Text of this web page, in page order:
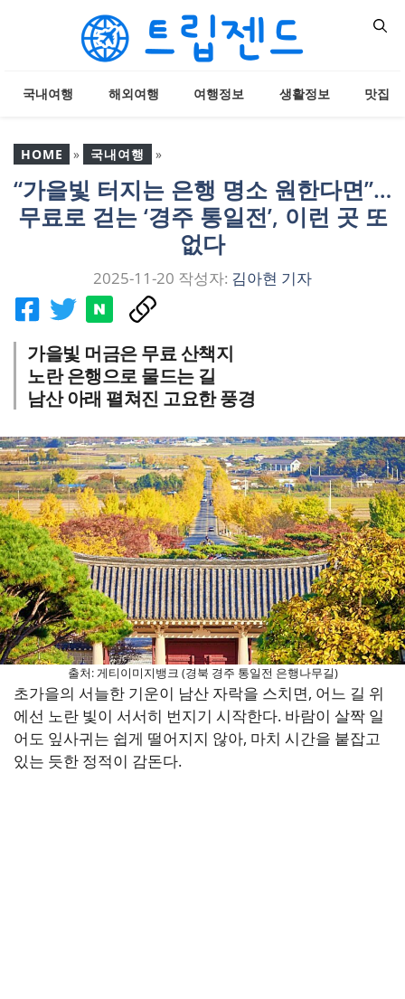
뛰
기
국내여행 해외여행 여행정보 생활정보 맛집
HOME » 국내여행 »
“가을빛 터지는 은행 명소
원한다면”… 무료로 걷는
‘경주 통일전’, 이런 곳 또
“가을빛 터지는 은행 명소 원한다면”…
무료로 걷는 ‘경주 통일전’, 이런 곳 또
없다
2025-11-20 작성자: 김아현 기자
가을빛 머금은 무료 산책지
노란 은행으로 물드는 길
남산 아래 펼쳐진 고요한 풍경
출처: 게티이미지뱅크 (경북 경주 통일전 은행나무길)
초가을의 서늘한 기운이 남산 자락을 스치면, 어느 길 위
에선 노란 빛이 서서히 번지기 시작한다. 바람이 살짝 일
어도 잎사귀는 쉽게 떨어지지 않아, 마치 시간을 붙잡고
있는 듯한 정적이 감돈다.